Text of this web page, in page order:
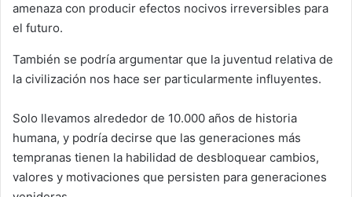
amenaza con producir efectos nocivos irreversibles para
el futuro.
También se podría argumentar que la juventud relativa de
la civilización nos hace ser particularmente influyentes.
Solo llevamos alrededor de 10.000 años de historia
humana, y podría decirse que las generaciones más
tempranas tienen la habilidad de desbloquear cambios,
valores y motivaciones que persisten para generaciones